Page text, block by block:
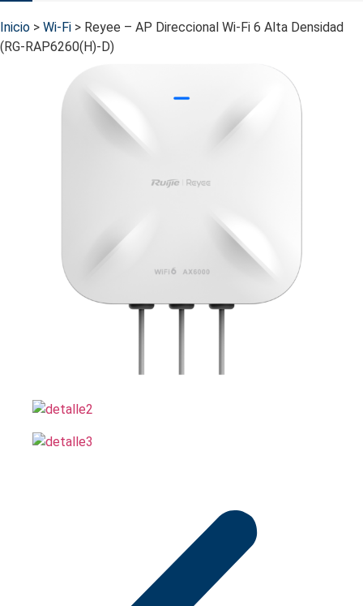
Inicio > Wi-Fi > Reyee – AP Direccional Wi-Fi 6 Alta Densidad
(RG-RAP6260(H)-D)